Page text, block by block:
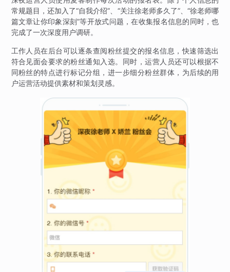
常规题目，还加入了“自我介绍”、“关注徐老师多久了”、“徐老师哪
篇文章让你印象深刻”等开放式问题，在收集报名信息的同时，也
完成了一次深度用户调研。
工作人员在后台可以逐条查阅粉丝提交的报名信息，快速筛选出
符合见面会要求的粉丝通知入选。同时，运营人员还可以根据不
同粉丝的特点进行标记分组，进一步细分粉丝群体，为后续的用
户运营活动提供素材和策划灵感。